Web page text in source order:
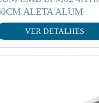
ALETA ALUM
VER DETALHES